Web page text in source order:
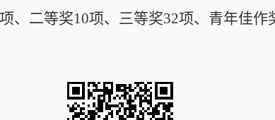
项、二等奖10项、三等奖32项、青年佳作